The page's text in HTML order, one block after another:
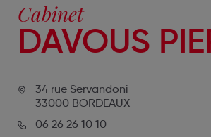
Cabinet
DAVOUS
34 rue Servandoni
33000 BORDEAUX
06 26 26 10 10